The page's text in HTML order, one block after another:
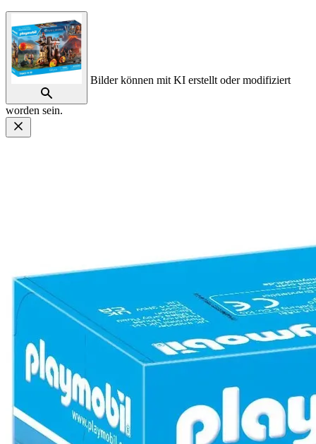
Bilder können mit KI erstellt oder modifiziert
worden sein.